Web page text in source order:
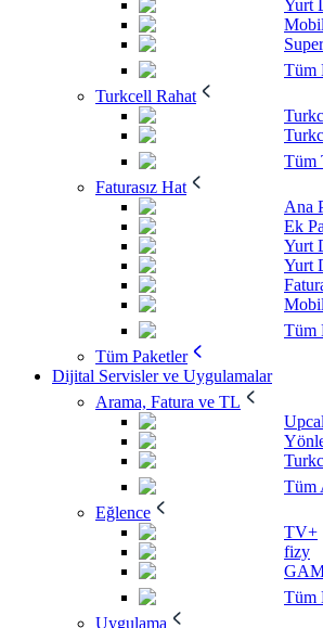
Yurt
Tüm
Turkcell Rahat
Tüm
Faturasız Hat
Ana
Ek
Yurt
Yurt
Tüm
Tüm Paketler
Dijital Servisler ve Uygulamalar
Arama, Fatura ve TL
Tüm
Eğlence
TV+
fizy
Tüm
Uygulama